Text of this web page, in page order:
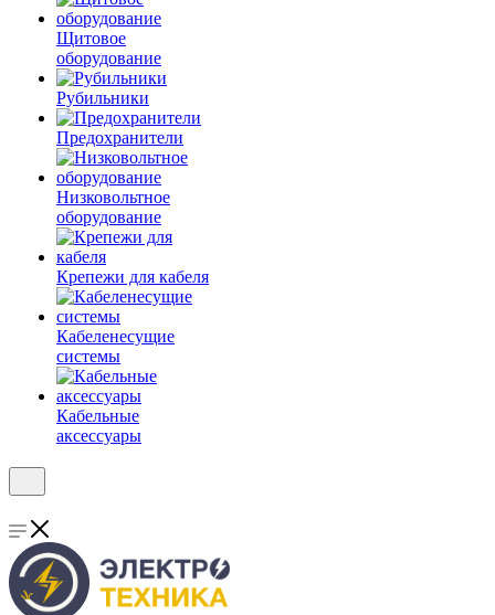
Щитовое
оборудование
Рубильники
Предохранители
Низковольтное
оборудование
Крепежи для кабеля
Кабеленесущие
системы
Кабельные
аксессуары